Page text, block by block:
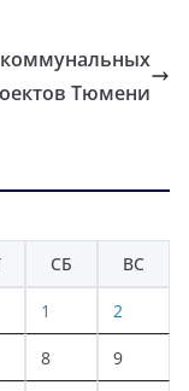
Тюмени
СБ ВС
1 2
8 9